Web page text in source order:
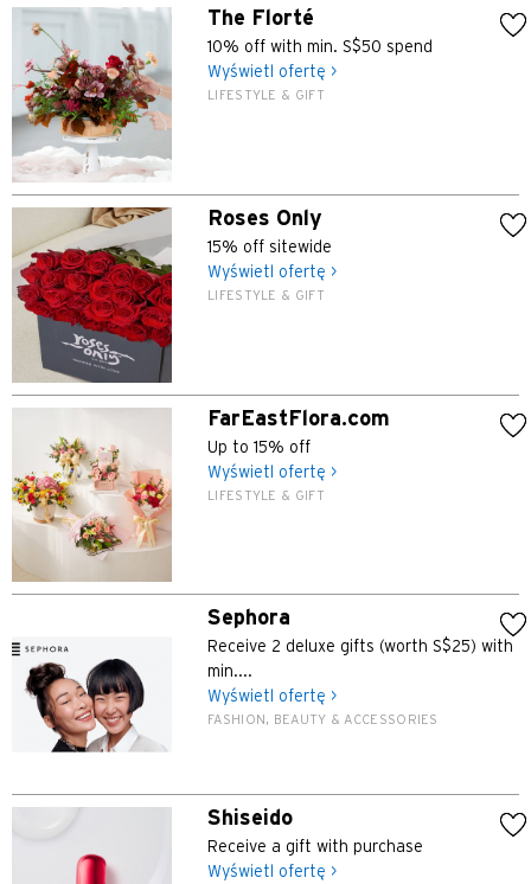
The Florté
10% off with min. S$50 spend
Wyświetl ofertę >
LIFESTYLE & GIFT
Roses Only
15% off sitewide
Wyświetl ofertę >
LIFESTYLE & GIFT
FarEastFlora.com
Up to 15% off
Wyświetl ofertę >
LIFESTYLE & GIFT
Sephora
Receive 2 deluxe gifts (worth S$25) with
min....
Wyświetl ofertę >
FASHION, BEAUTY & ACCESSORIES
Shiseido
Receive a gift with purchase
Wyświetl ofertę >
繁體中文(HK)
繁體中文(TW)
Indonesia Bahasa
ภาษาไทย
Tiếng Việt
Polski
Russian